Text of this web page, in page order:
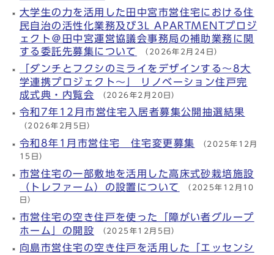
大学生の力を活用した田中宮市営住宅における住
民自治の活性化業務及び3L APARTMENTプロジ
ェクト＠田中宮運営協議会事務局の補助業務に関
する委託先募集について
（2026年2月24日）
「ダンチとフクシのミライをデザインする～8大
学連携プロジェクト～」 リノベーション住戸完
成式典・内覧会
（2026年2月20日）
令和7年12月市営住宅入居者募集公開抽選結果
（2026年2月5日）
令和8年1月市営住宅 住宅変更募集 （2025年12月
15日）
市営住宅の一部敷地を活用した高床式砂栽培施設
（トレファーム）の設置について （2025年12月10
日）
市営住宅の空き住戸を使った「障がい者グループ
ホーム」の開設 （2025年12月5日）
向島市営住宅の空き住戸を活用した「エッセンシ